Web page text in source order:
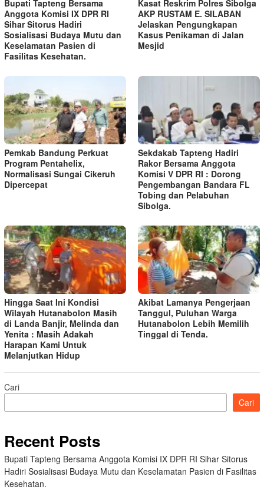
Bupati Tapteng Bersama
Anggota Komisi IX DPR RI
Sihar Sitorus Hadiri
Sosialisasi Budaya Mutu dan
Keselamatan Pasien di
Fasilitas Kesehatan.
Kasat Reskrim Polres Sibolga
AKP RUSTAM E. SILABAN
Jelaskan Pengungkapan
Kasus Penikaman di Jalan
Mesjid
Pemkab Bandung Perkuat
Program Pentahelix,
Normalisasi Sungai Cikeruh
Dipercepat
Sekdakab Tapteng Hadiri
Rakor Bersama Anggota
Komisi V DPR RI : Dorong
Pengembangan Bandara FL
Tobing dan Pelabuhan
Sibolga.
Hingga Saat Ini Kondisi
Wilayah Hutanabolon Masih
di Landa Banjir, Melinda dan
Yenita : Masih Adakah
Harapan Kami Untuk
Melanjutkan Hidup
Akibat Lamanya Pengerjaan
Tanggul, Puluhan Warga
Hutanabolon Lebih Memilih
Tinggal di Tenda.
Cari
Cari
Recent Posts
Bupati Tapteng Bersama Anggota Komisi IX DPR RI Sihar Sitorus
Hadiri Sosialisasi Budaya Mutu dan Keselamatan Pasien di Fasilitas
Kesehatan.